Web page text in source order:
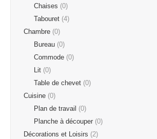
Chaises (0)
Tabouret (4)
Chambre (0)
Bureau (0)
Commode (0)
Lit (0)
Table de chevet (0)
Cuisine (0)
Plan de travail (0)
Planche à découper (0)
Décorations et Loisirs (2)